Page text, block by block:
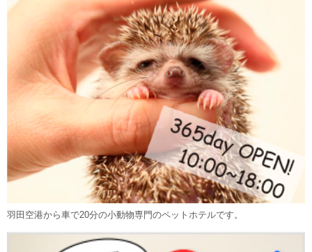
羽田空港から車で20分の小動物専門のペットホテルです。